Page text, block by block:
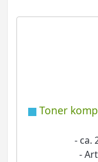
Toner
- ca.
-